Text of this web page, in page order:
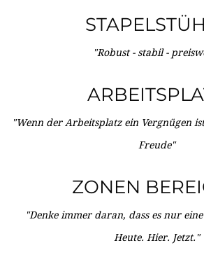
"Robust - stabil -
"Wenn der Arbeitsplatz ein Vergnügen
Freude"
ZONEN
"Denke immer daran, dass es nur
Heute. Hier. Jetzt."